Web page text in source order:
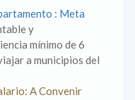
: Meta
y
mínimo de 6
a municipios del
A Convenir